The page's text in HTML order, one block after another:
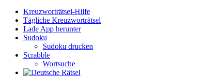
Kreuzworträtsel-Hilfe
Tägliche Kreuzworträtsel
Lade App herunter
Sudoku
Sudoku drucken
Scrabble
Wortsuche